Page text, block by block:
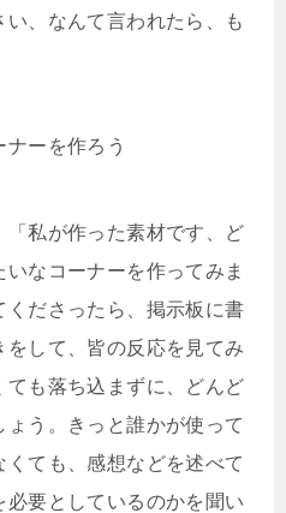
、なんて言われたら、も
ーを作ろう
私が作った素材です、ど
なコーナーを作ってみま
くださったら、掲示板に書
して、皆の反応を見てみ
ても落ち込まずに、どんど
う。きっと誰かが使って
くても、感想などを述べて
必要としているのかを聞い